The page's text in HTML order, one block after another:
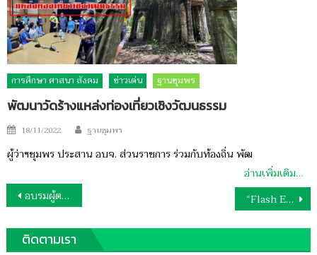
การศึกษา ศาสนา สังคม ข่าวเด่น ฐานชุมพร
พัฒนาวัดร้างแหล่งท่องเที่ยวเชิงวัฒนธรรม
Posted
18/11/2022 Author
ฐานชุมพร
ผู้ว่าฯชุมพร ประสาน อบจ. ส่วนราชการ ร่วมกับท้องถิ่น พัฒ
อ่านเพิ่มเติม…
แนะแนว
เรื่อง
อบรมผู้ตรวจสอบกิจการเพิ่มศักยภาพสหกรณ์ “Flash Express”ตั้งเป้าสู่ No.1ตลาดขนส่ง
ติดตามเรา